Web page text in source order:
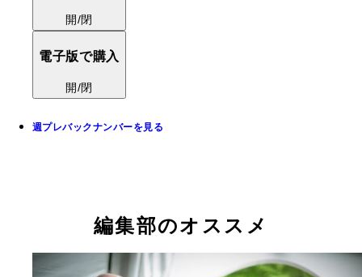
開/閉
電子版で購入
開/閉
週プレバックナンバーを見る
編集部のオススメ